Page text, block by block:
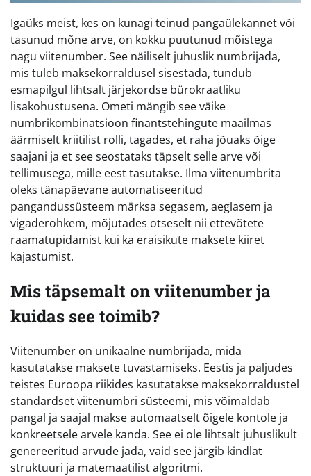
Igaüks meist, kes on kunagi teinud pangaülekannet või
tasunud mõne arve, on kokku puutunud mõistega
nagu viitenumber. See näiliselt juhuslik numbrijada,
mis tuleb maksekorraldusel sisestada, tundub
esmapilgul lihtsalt järjekordse bürokraatliku
lisakohustusena. Ometi mängib see väike
numbrikombinatsioon finantstehingute maailmas
äärmiselt kriitilist rolli, tagades, et raha jõuaks õige
saajani ja et see seostataks täpselt selle arve või
tellimusega, mille eest tasutakse. Ilma viitenumbrita
oleks tänapäevane automatiseeritud
pangandussüsteem märksa segasem, aeglasem ja
vigaderohkem, mõjutades otseselt nii ettevõtete
raamatupidamist kui ka eraisikute maksete kiiret
kajastumist.
Mis täpsemalt on viitenumber ja
kuidas see toimib?
Viitenumber on unikaalne numbrijada, mida
kasutatakse maksete tuvastamiseks. Eestis ja paljudes
teistes Euroopa riikides kasutatakse maksekorraldustel
standardset viitenumbri süsteemi, mis võimaldab
pangal ja saajal makse automaatselt õigele kontole ja
konkreetsele arvele kanda. See ei ole lihtsalt juhuslikult
genereeritud arvude jada, vaid see järgib kindlat
struktuuri ja matemaatilist algoritmi.